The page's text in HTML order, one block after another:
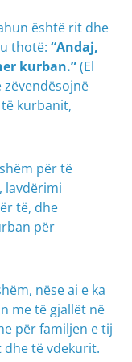
është rit dhe
thotë:“Andaj,
kurban.”(El
zëvendësojnë
kurbanit,
për të
lavdërimi
të, dhe
për
nëse ai e ka
me të gjallët në
për familjen e tij
dhe të vdekurit.